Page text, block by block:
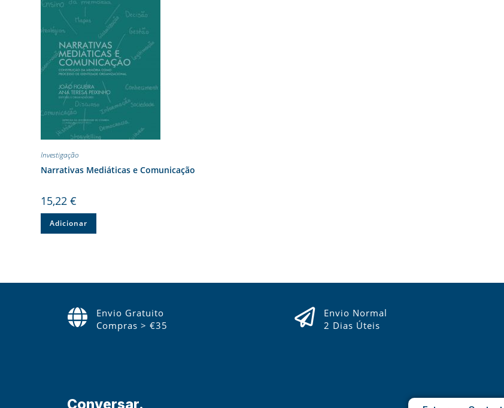
Investigação
Narrativas Mediáticas e Comunicação
15,22€
Adicionar
Envio Gratuito
Compras > €35
Envio Normal
2 Dias Úteis
Conversar.